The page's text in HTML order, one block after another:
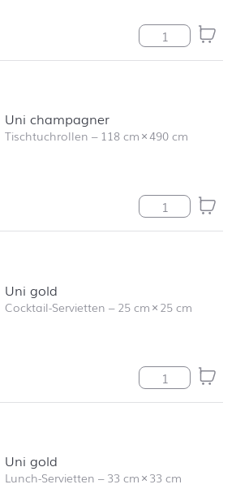
Tischläufer
Uni champagner
Tischtuchrollen – 118 cm×490 cm
Uni
Uni gold
Cocktail-Servietten –25 cm×25 cm
Uni gold
Uni gold
Lunch-Servietten –33 cm×33 cm